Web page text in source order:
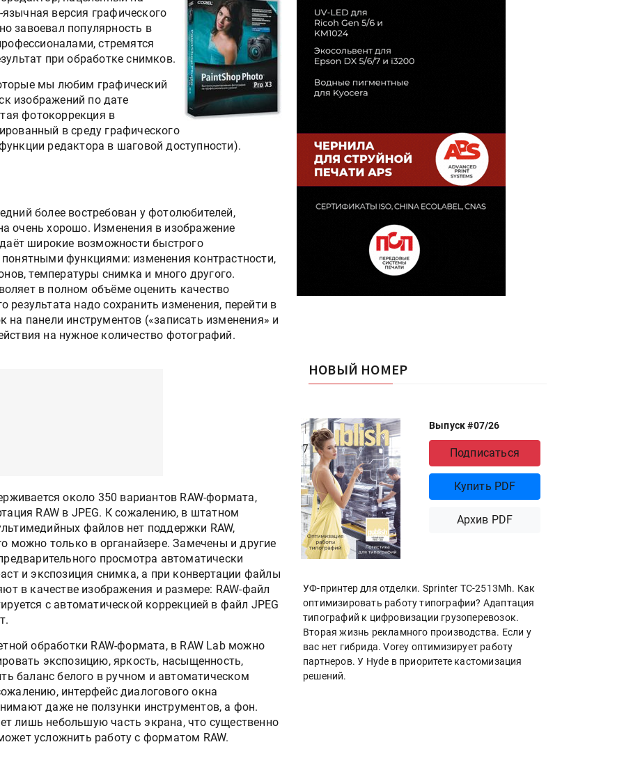
версия графического
завоевал популярность в
стремятся
при обработке снимков.
мы любим графический
изображений по дате
фотокоррекция в
в среду графического
редактора в шаговой доступности).
более востребован у фотолюбителей,
очень хорошо. Изменения в изображение
широкие возможности быстрого
функциями: изменения контрастности,
температуры снимка и много другого.
в полном объёме оценить качество
надо сохранить изменения, перейти в
панели инструментов («записать изменения» и
на нужное количество фотографий.
около 350 вариантов RAW-формата,
RAW в JPEG. К сожалению, в штатном
файлов нет поддержки RAW,
можно только в органайзере. Замечены и другие
просмотра автоматически
и экспозиция снимка, а при конвертации файлы
в качестве изображения и размере: RAW-файл
с автоматической коррекцией в файл JPEG
обработки RAW-формата, в RAW Lab можно
экспозицию, яркость, насыщенность,
баланс белого в ручном и автоматическом
интерфейс диалогового окна
даже не ползунки инструментов, а фон.
лишь небольшую часть экрана, что существенно
усложнить работу с форматом RAW.
НОВЫЙ НОМЕР
Выпуск #07/26
Подписаться
Купить PDF
Архив PDF
УФ-принтер для отделки. Sprinter ТС-2513Mh. Как
оптимизировать работу типографии? Адаптация
типографий к цифровизации грузоперевозок.
Вторая жизнь рекламного производства. Если у
вас нет гибрида. Vorey оптимизирует работу
партнеров. У Hyde в приоритете кастомизация
решений.